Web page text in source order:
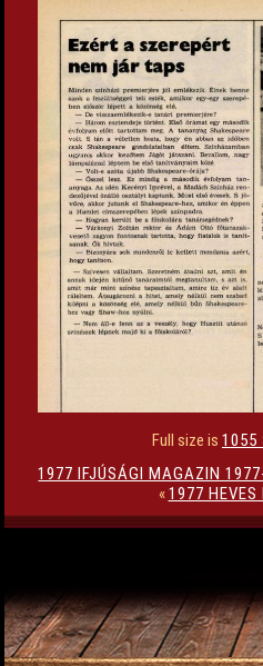
Full size is 1055
1977 IFJÚSÁGI MAGAZIN
«1977